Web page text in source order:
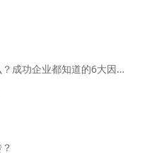
功企业都知道的6大因素！